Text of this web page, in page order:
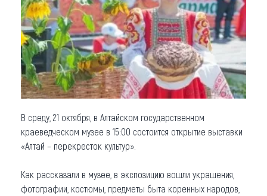
Коллекция впечатлений
Другие рубрики
В среду, 21 октября, в Алтайском государственном
краеведческом музее в 15:00 состоится открытие выставки
«Алтай – перекресток культур».
Как рассказали в музее, в экспозицию вошли украшения,
фотографии, костюмы, предметы быта коренных народов,